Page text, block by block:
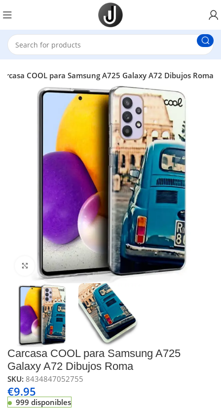
COOL para Samsung A725 Galaxy A72 Dibujos Roma
Click to enlarge
Carcasa COOL para Samsung A725
Galaxy A72 Dibujos Roma
SKU:8434847052755
€9.95
999 disponibles